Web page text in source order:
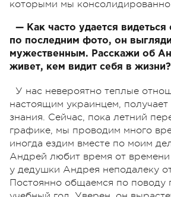
которыми мы консолидированно
— Как часто удается
по последним фото, он
мужественным. Расскажи об
живет, кем видит себя в жизни?
У нас невероятно теплые
настоящим украинцем, получает
знания. Сейчас, пока летний
графике, мы проводим много
иногда ездим вместе по моим
Андрей любит время от времени
у дедушки Андрея неподалеку
Постоянно общаемся по поводу